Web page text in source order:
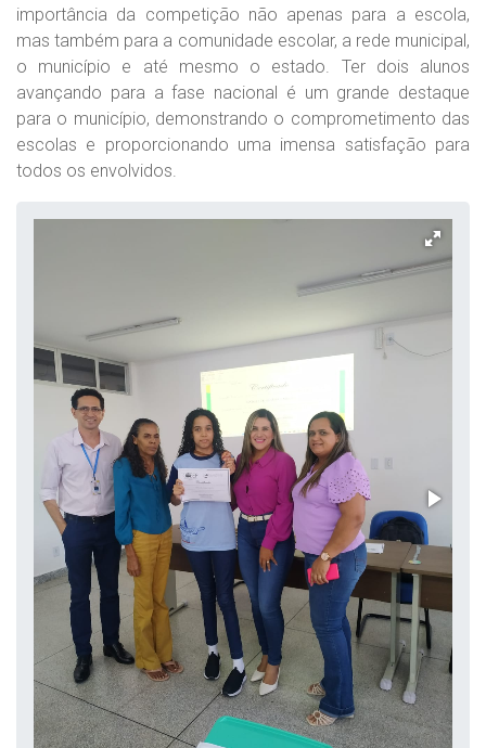
importância da competição não apenas para a escola,
mas também para a comunidade escolar, a rede municipal,
o município e até mesmo o estado. Ter dois alunos
avançando para a fase nacional é um grande destaque
para o município, demonstrando o comprometimento das
escolas e proporcionando uma imensa satisfação para
todos os envolvidos.